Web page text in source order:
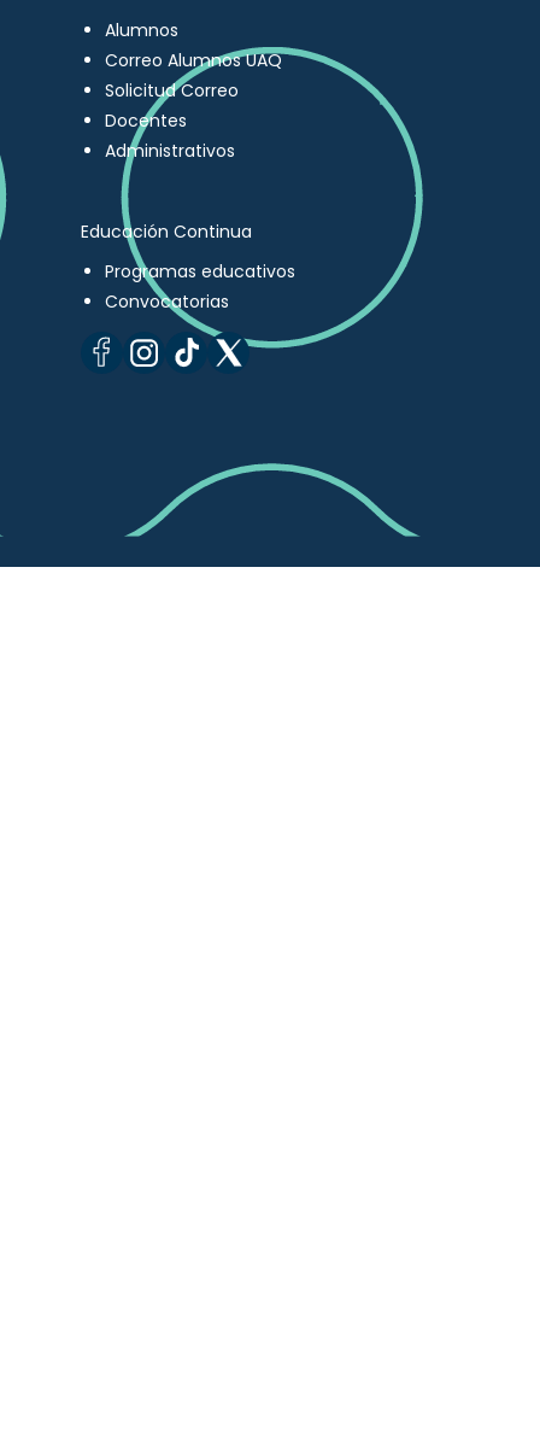
Alumnos
Correo Alumnos UAQ
Solicitud Correo
Docentes
Administrativos
Educación Continua
Programas educativos
Convocatorias